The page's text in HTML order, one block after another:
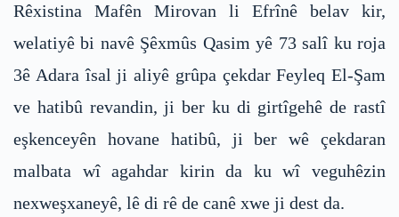
Rêxistina Mafên Mirovan li Efrînê belav kir,
welatiyê bi navê Şêxmûs Qasim yê 73 salî ku roja
3ê Adara îsal ji aliyê grûpa çekdar Feyleq El-Şam
ve hatibû revandin, ji ber ku di girtîgehê de rastî
eşkenceyên hovane hatibû, ji ber wê çekdaran
malbata wî agahdar kirin da ku wî veguhêzin
nexweşxaneyê, lê di rê de canê xwe ji dest da.